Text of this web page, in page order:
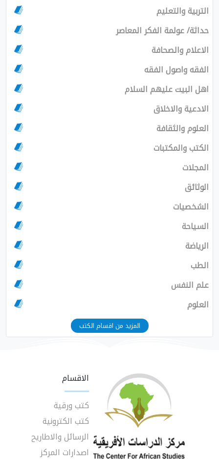
التربية والتعليم
حداثة/ عولمة الفكر المعاصر
الاعلام والصحافة
الفقه واصول الفقه
اهل البيت عليهم السلام
الادعية والاخلاق
العلوم والثقافة
الكتب والمكتبات
المجلات
الوثائق
الشخصيات
السياحة
الرياضة
الطب
علم النفس
العلوم
المزيد من اقسام الكتب
الاقسام
كتب ورقية
كتب الكترونية
الرسائل والاطاريح
اصدارات المركز